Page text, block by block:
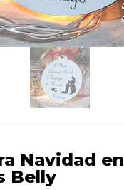
Navidad en
Belly